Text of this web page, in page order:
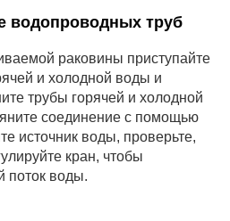
водопроводных труб
раковины приступайте
и холодной воды и
трубы горячей и холодной
соединение с помощью
источник воды, проверьте,
кран, чтобы
поток воды.